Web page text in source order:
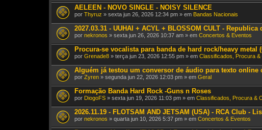
AELEEN - NOVO SINGLE - NOISY SILENCE
por Thyruz » sexta jun 26, 2026 12:34 pm » em Bandas Nacionais
2027.03.31 - UUHAI + ACYL + BLOSSOM CULT -
por nekronos » sexta jun 26, 2026 10:37 am » em Concertos & Eventos
Procura-se vocalista para banda de hard rock/heavy metal
por Grenade8 » terça jun 23, 2026 12:55 pm » em Classificados, Procura
Alguém já testou um conversor de áudio para texto online
por Zyren » segunda jun 22, 2026 12:03 pm » em Geral
Formação Banda Hard Rock -Guns n Roses
por DiogoFS » sexta jun 19, 2026 11:03 pm » em Classificados, Procura &
2026.11.19 - FLOTSAM AND JETSAM (USA) - RCA Club -
por nekronos » quarta jun 10, 2026 5:37 pm » em Concertos & Eventos